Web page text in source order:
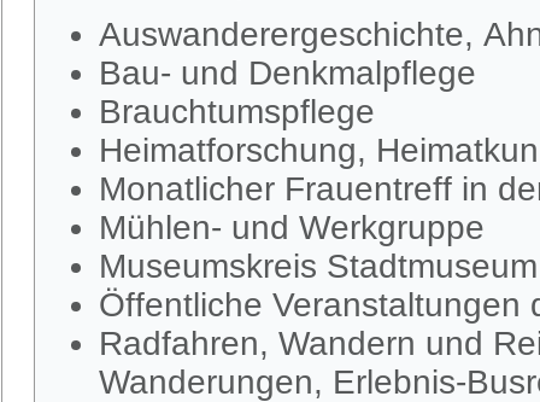
Auswanderergeschichte,
Bau- und Denkmalpflege
Brauchtumspflege
Heimatforschung,
Monatlicher Frauentreff in
Mühlen- und Werkgruppe
Museumskreis
Öffentliche Veranstaltungen
Radfahren, Wandern und
Wanderungen, Erlebnis-